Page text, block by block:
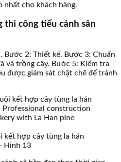
nhất cho khách hàng.
công tiểu cảnh sân
Bước 2: Thiết kế. Bước 3: Chuẩn
và trồng cây. Bước 5: Kiểm tra
được giám sát chặt chẽ để tránh
kết hợp cây tùng la hán
Hình 13